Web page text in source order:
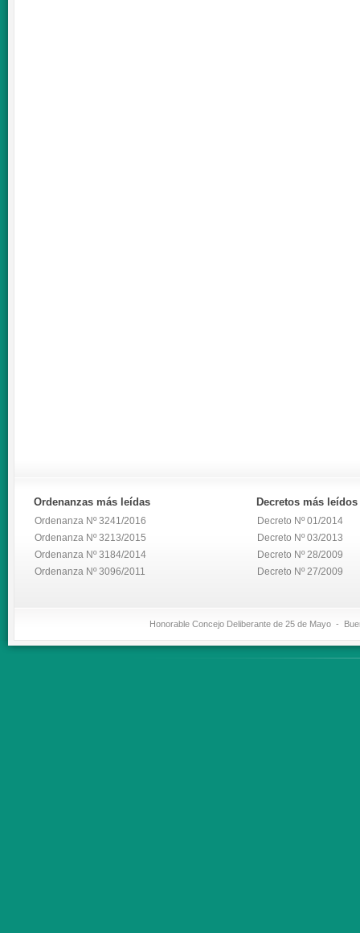
Ordenanzas más leídas
Ordenanza Nº 3241/2016
Ordenanza Nº 3213/2015
Ordenanza Nº 3184/2014
Ordenanza Nº 3096/2011
Decretos más leídos
Decreto Nº 01/2014
Decreto Nº 03/2013
Decreto Nº 28/2009
Decreto Nº 27/2009
Honorable Concejo Deliberante de 25 de